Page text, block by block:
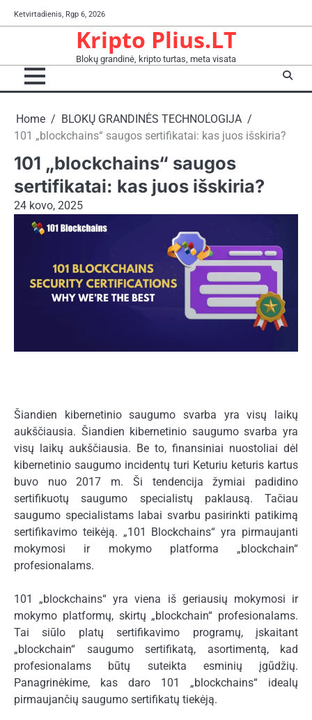
to
Ketvirtadienis, Rgp 6, 2026
Kripto Plius.LT
Blokų grandinė, kripto turtas, meta visata
Home
BLOKŲ GRANDINĖS TECHNOLOGIJA
101 „blockchains“ saugos sertifikatai: kas juos išskiria?
101 „blockchains“ saugos
sertifikatai: kas juos išskiria?
24 kovo, 2025
Šiandien kibernetinio saugumo svarba yra visų laikų
aukščiausia. Šiandien kibernetinio saugumo svarba yra
visų laikų aukščiausia. Be to, finansiniai nuostoliai dėl
kibernetinio saugumo incidentų turi Keturiu keturis kartus
buvo nuo 2017 m. Ši tendencija žymiai padidino
sertifikuotų saugumo specialistų paklausą. Tačiau
saugumo specialistams labai svarbu pasirinkti patikimą
sertifikavimo teikėją. „101 Blockchains“ yra pirmaujanti
mokymosi ir mokymo platforma „blockchain“
profesionalams.
101 „blockchains“ yra viena iš geriausių mokymosi ir
mokymo platformų, skirtų „blockchain“ profesionalams.
Tai siūlo platų sertifikavimo programų, įskaitant
„blockchain“ saugumo sertifikatą, asortimentą, kad
profesionalams būtų suteikta esminių įgūdžių.
Panagrinėkime, kas daro 101 „blockchains“ idealų
pirmaujančių saugumo sertifikatų tiekėją.